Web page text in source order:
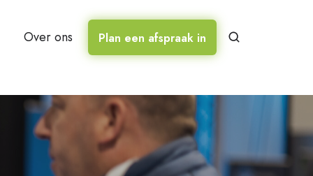
Over ons Plan een afspraak in